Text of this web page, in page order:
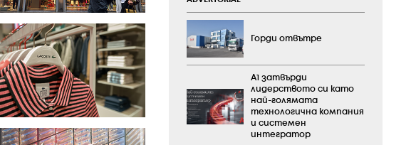
Горди отвътре
А1 затвърди
лидерството си като
най-голямата
технологична компания
и системен
интегратор